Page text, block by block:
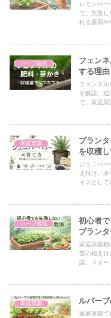
レモンバー
で、失敗し
れる原因や
ハーブ栽培
フェン
する理
フェンネ
を解説。追
で、家庭菜
家庭菜園
プラン
を収穫
ジュニパ
え付け、
イスとして
ハーブ栽培
初心者
プラン
家庭菜園初
苗の植え付
説。スイー
家庭菜園 ルバー
家庭菜園で